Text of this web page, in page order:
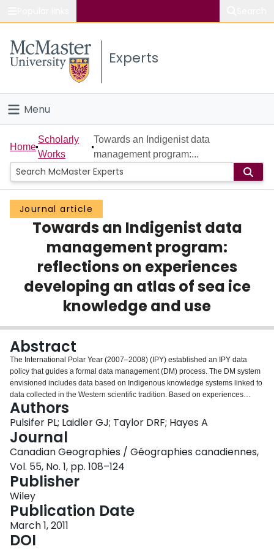
Study
Connect
Experts
Menu
Home
People
Groups
Scholarly Works
Login
Home
Scholarly
Works
Towards an Indigenist data
management program:...
Journal article
Towards an Indigenist data
management program:
reflections on experiences
developing an atlas of sea ice
knowledge and use
Abstract
The International Polar Year (2007–2008) (IPY) established an IPY data
policy that guides a formal data management (DM) process. The DM system
envisioned includes data based on Indigenous knowledge systems linked to
data collected in the Western scientific tradition. Based on experiences
developing an online Atlas of Inuit Sea Ice Knowledge and Use (Siku Atlas)
we argue that an ‘Indigenist’ DM program must be developed if the
envisioned IPY DM system is to be realized. Existing ideas proposing an
Indigenist research paradigm are discussed in the context of DM. To move
towards the development and implementation of an Indigenist DM program,
we review four key relationships for consideration when documenting
Indigenous knowledge and managing the resulting data: Indigenous and
Western scientific knowledge systems; communities and researchers;
Indigenous knowledge and power; and Indigenous knowledge and
documentation methods. To ground the discussion, we link Indigenist DM
processes to the Siku Atlas development process and results. Last, lessons
learned are presented along with an outline of directions for a research
program in support of an Indigenist DM program . Vers un programme
Authors
Pulsifer PL; Laidler GJ; Taylor DRF; Hayes A
Journal
Canadian Geographies / Géographies canadiennes,
Vol. 55, No. 1, pp. 108–124
Publisher
Wiley
Publication Date
March 1, 2011
DOI